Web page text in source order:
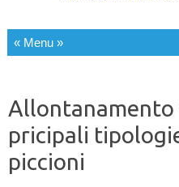
pricipali
piccioni